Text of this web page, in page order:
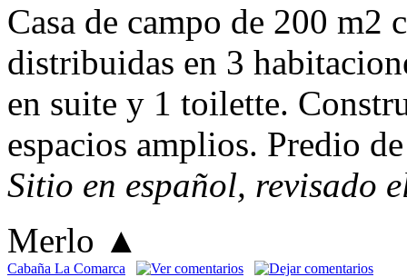
Casa de campo de 200 m2
distribuidas en 3
en suite y 1 toilette.
espacios amplios. Predio
Sitio en español, revisado
Merlo ▲
Cabaña La Comarca